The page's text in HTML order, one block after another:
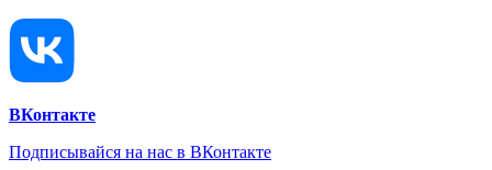
ВКонтакте
Подписывайся на нас в ВКонтакте